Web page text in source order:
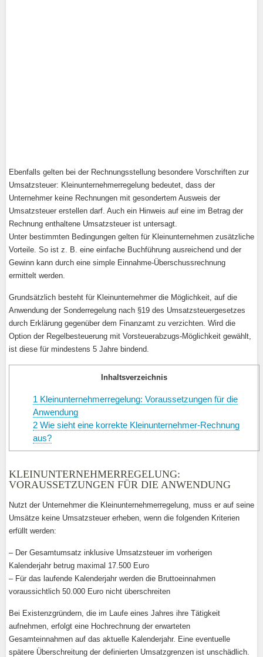
Ebenfalls gelten bei der Rechnungsstellung besondere Vorschriften zur
Umsatzsteuer: Kleinunternehmerregelung bedeutet, dass der
Unternehmer keine Rechnungen mit gesondertem Ausweis der
Umsatzsteuer erstellen darf. Auch ein Hinweis auf eine im Betrag der
Rechnung enthaltene Umsatzsteuer ist untersagt.
Unter bestimmten Bedingungen gelten für Kleinunternehmen zusätzliche
Vorteile. So ist z. B. eine einfache Buchführung ausreichend und der
Gewinn kann durch eine simple Einnahme-Überschussrechnung
ermittelt werden.
Grundsätzlich besteht für Kleinunternehmer die Möglichkeit, auf die
Anwendung der Sonderregelung nach §19 des Umsatzsteuergesetzes
durch Erklärung gegenüber dem Finanzamt zu verzichten. Wird die
Option der Regelbesteuerung mit Vorsteuerabzugs-Möglichkeit gewählt,
ist diese für mindestens 5 Jahre bindend.
Inhaltsverzeichnis
1 Kleinunternehmerregelung: Voraussetzungen für die
Anwendung
2 Wie sieht eine korrekte Kleinunternehmer-Rechnung
aus?
KLEINUNTERNEHMERREGELUNG:
VORAUSSETZUNGEN FÜR DIE ANWENDUNG
Nutzt der Unternehmer die Kleinunternehmerregelung, muss er auf seine
Umsätze keine Umsatzsteuer erheben, wenn die folgenden Kriterien
erfüllt werden:
– Der Gesamtumsatz inklusive Umsatzsteuer im vorherigen
Kalenderjahr betrug maximal 17.500 Euro
– Für das laufende Kalenderjahr werden die Bruttoeinnahmen
voraussichtlich 50.000 Euro nicht überschreiten
Bei Existenzgründern, die im Laufe eines Jahres ihre Tätigkeit
aufnehmen, erfolgt eine Hochrechnung der erwarteten
Gesamteinnahmen auf das aktuelle Kalenderjahr. Eine eventuelle
spätere Überschreitung der definierten Umsatzgrenzen ist unschädlich.